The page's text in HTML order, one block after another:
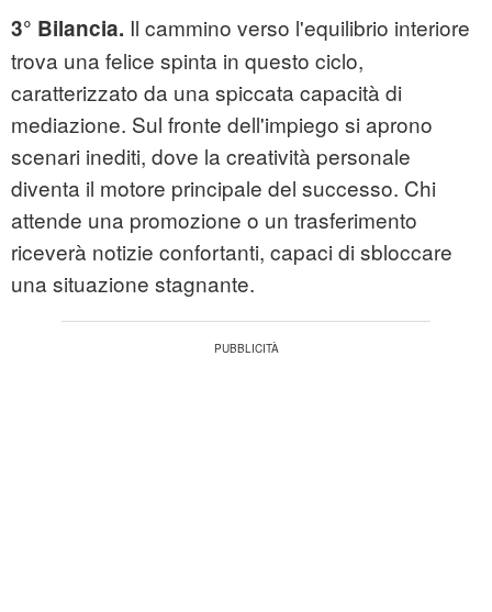
3° Bilancia. Il cammino verso l'equilibrio interiore
trova una felice spinta in questo ciclo,
caratterizzato da una spiccata capacità di
mediazione. Sul fronte dell'impiego si aprono
scenari inediti, dove la creatività personale
diventa il motore principale del successo. Chi
attende una promozione o un trasferimento
riceverà notizie confortanti, capaci di sbloccare
una situazione stagnante.